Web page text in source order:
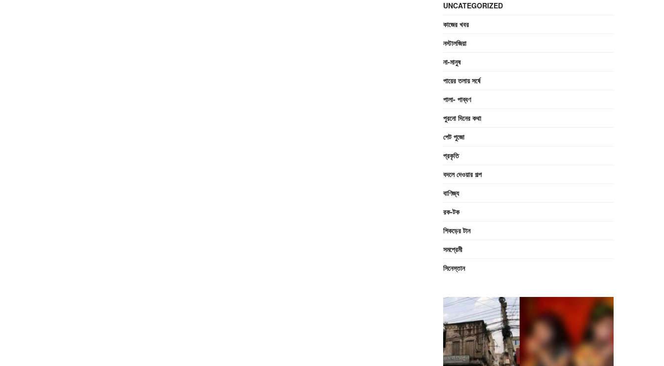
UNCATEGORIZED
কাজের খবর
নস্টালজিয়া
না-মানুষ
পায়ের তলায় সর্ষে
পালা- পাব্বণ
পুরনো দিনের কথা
পেট পুজো
প্রকৃতি
বদলে দেওয়ার গল্প
বাণিজ্য
রক-টক
শিকড়ের টান
সমপ্রেমী
সিনেস্তান